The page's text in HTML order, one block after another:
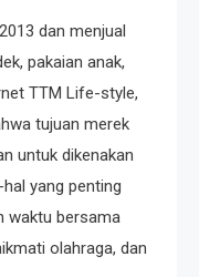
dan menjual
pakaian anak,
TTM Life-style,
tujuan merek
untuk dikenakan
yang penting
waktu bersama
olahraga, dan